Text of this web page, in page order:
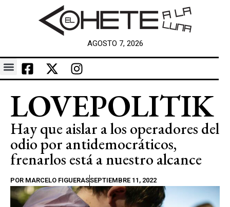
AGOSTO 7, 2026
LOVEPOLITIK
Hay que aislar a los operadores del
odio por antidemocráticos,
frenarlos está a nuestro alcance
POR MARCELO FIGUERASSEPTIEMBRE 11, 2022